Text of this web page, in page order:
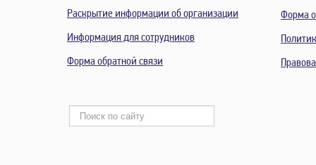
Раскрытие информации об организации
Информация для сотрудников
Форма обратной связи
Форма